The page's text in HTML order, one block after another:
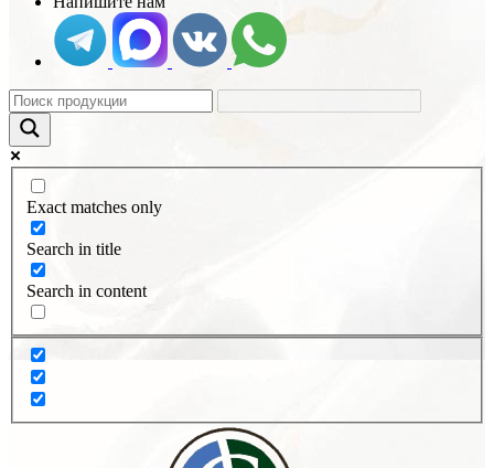
Exact matches only
Search in title
Search in content